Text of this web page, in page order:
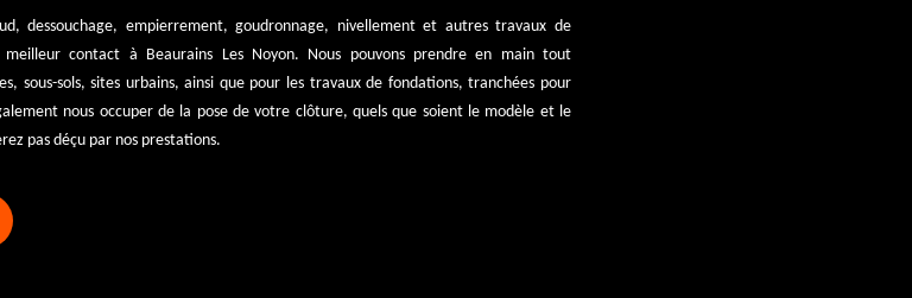
dessouchage, empierrement, goudronnage, nivellement et autres travaux de
contact à Beaurains Les Noyon. Nous pouvons prendre en main tout
sous-sols, sites urbains, ainsi que pour les travaux de fondations, tranchées pour
nous occuper de la pose de votre clôture, quels que soient le modèle et le
pas déçu par nos prestations.